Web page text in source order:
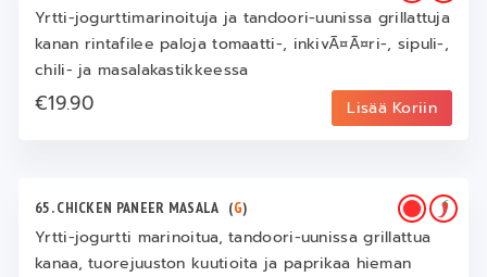
Yrtti-jogurttimarinoituja ja tandoori-uunissa grillattuja
kanan rintafilee paloja tomaatti-, inkivÃ¤Ã¤ri-, sipuli-,
chili- ja masalakastikkeessa
€19.90 Lisää Koriin
65. CHICKEN PANEER MASALA (G)
Yrtti-jogurtti marinoitua, tandoori-uunissa grillattua
kanaa, tuorejuuston kuutioita ja paprikaa hieman